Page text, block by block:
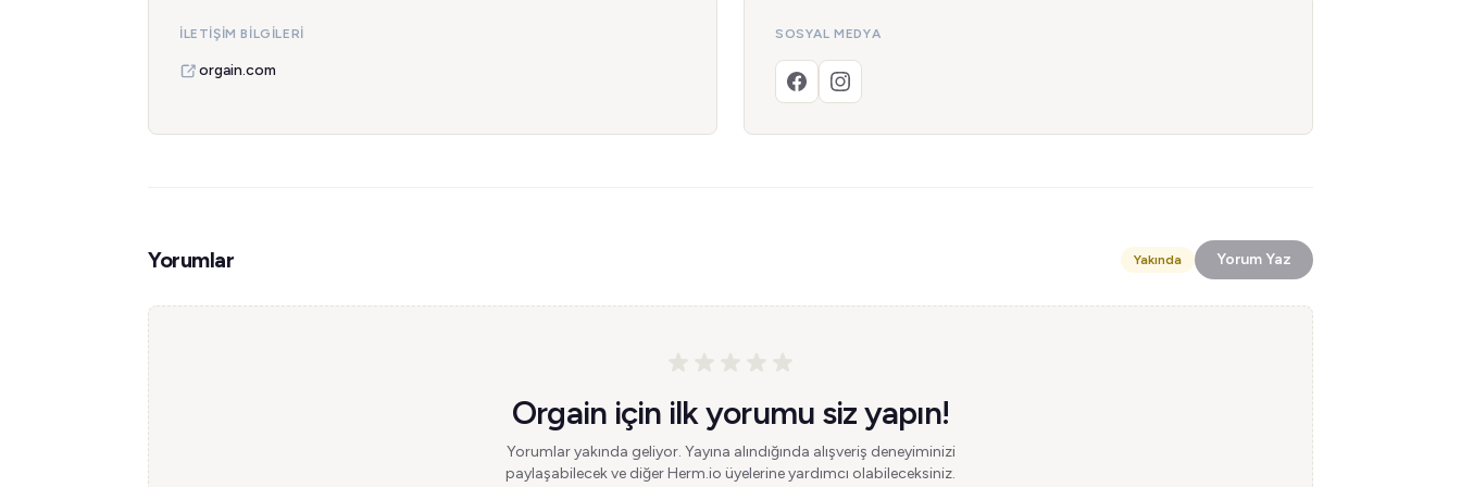
İLETIŞIM BILGILERI
orgain.com
SOSYAL MEDYA
Yorumlar Yakında Yorum Yaz
Orgain için ilk yorumu siz yapın!
Yorumlar yakında geliyor. Yayına alındığında alışveriş deneyiminizi
paylaşabilecek ve diğer Herm.io üyelerine yardımcı olabileceksiniz.